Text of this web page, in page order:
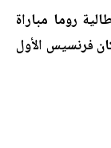
روما مباراة
فرنسيس الأول